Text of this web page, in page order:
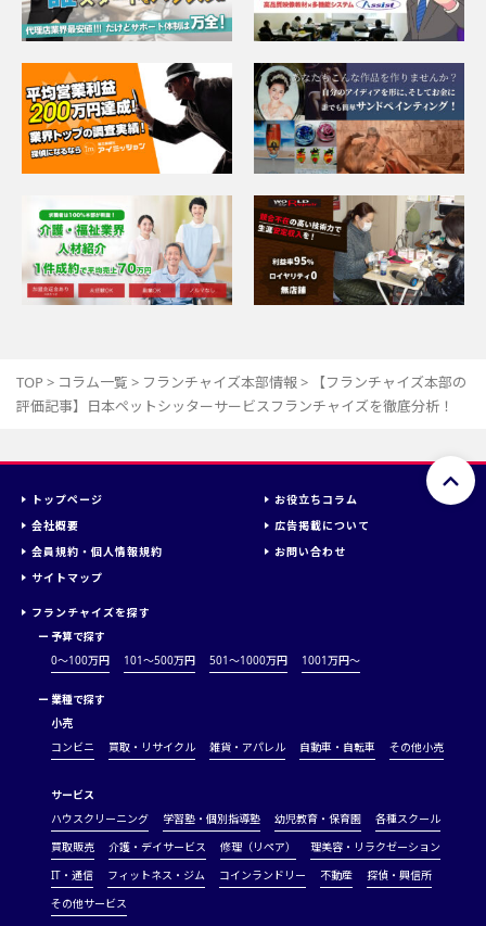
TOP > コラム一覧 > フランチャイズ本部情報>
【フランチャイズ本部の
評価記事】日本ペットシッターサービスフランチャイズを徹底分析！
トップページ
お役立ちコラム
会社概要
広告掲載について
会員規約・個人情報規約
お問い合わせ
サイトマップ
フランチャイズを探す
ー 予算で探す
0～100万円
101～500万円 501～1000万円 1001万円〜
ー 業種で探す
小売
コンビニ
買取・リサイクル 雑貨・アパレル 自動車・自転車 その他小売
サービス
ハウスクリーニング
学習塾・個別指導塾 幼児教育・保育園
各種スクール
買取販売
介護・デイサービス 修理（リペア）
理美容・リラクゼーション
IT・通信
フィットネス・ジム コインランドリー 不動産
探偵・興信所
その他サービス